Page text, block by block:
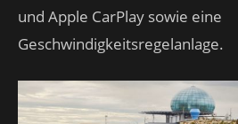
und Apple CarPlay sowie eine
Geschwindigkeitsregelanlage.